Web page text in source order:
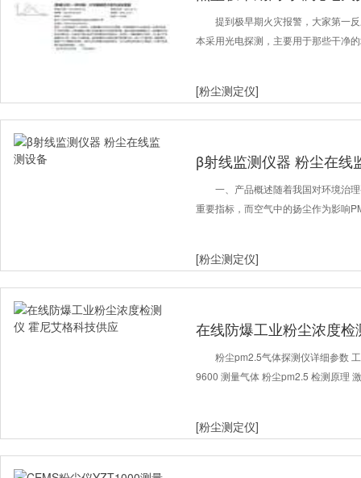
提到极早期火灾报警，大家第一
本采用光电探测，主要用于那些干净
[粉尘测定仪]
β射线监测仪器 粉尘在线
一、产品概述随着我国对环境治
重要指标，而空气中的扬尘作为影响
[粉尘测定仪]
在线防爆工业粉尘浓度
粉尘pm2.5气体探测仪详细参数
9600 测量气体 粉尘pm2.5 检测原理
[粉尘测定仪]